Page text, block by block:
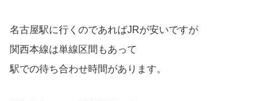
名古屋駅に行くのであればJRが安いですが
関西本線は単線区間もあって
駅での待ち合わせ時間があります。